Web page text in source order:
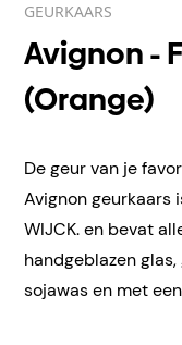
GEURKAARS
Avignon -
(Orange)
De geur van je
Avignon geurkaars
WIJCK. en bevat
handgeblazen
sojawas en met